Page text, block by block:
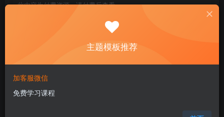
此内容为付费资源，请付费后查看
9.9
免费
暂时无法购买，请与站长联系
主题模板推荐
加客服微信
免费学习课程